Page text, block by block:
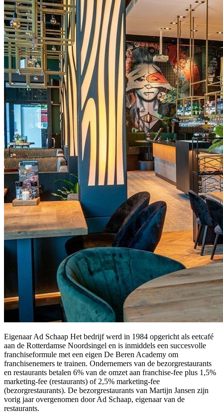
Eigenaar Ad Schaap Het bedrijf werd in 1984 opgericht als eetcafé
aan de Rotterdamse Noordsingel en is inmiddels een succesvolle
franchiseformule met een eigen De Beren Academy om
franchisenemers te trainen. Ondernemers van de bezorgrestaurants
en restaurants betalen 6% van de omzet aan franchise-fee plus 1,5%
marketing-fee (restaurants) of 2,5% marketing-fee
(bezorgrestaurants). De bezorgrestaurants van Martijn Jansen zijn
vorig jaar overgenomen door Ad Schaap, eigenaar van de
restaurants.